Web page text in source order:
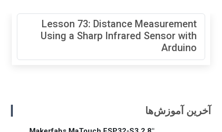
Lesson 73: Distance Measurement
Using a Sharp Infrared Sensor with
Arduino
آخرین آموزش‌ها